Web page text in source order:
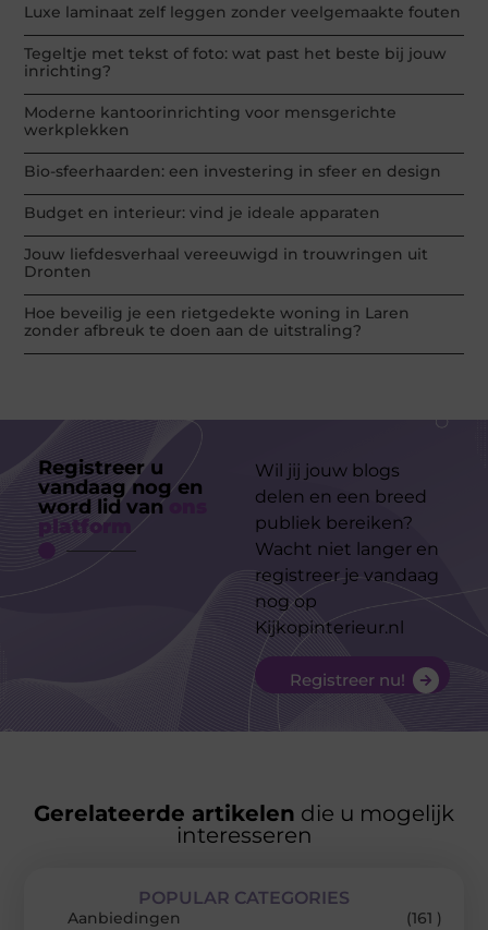
Luxe laminaat zelf leggen zonder veelgemaakte fouten
Tegeltje met tekst of foto: wat past het beste bij jouw
inrichting?
Moderne kantoorinrichting voor mensgerichte
werkplekken
Bio-sfeerhaarden: een investering in sfeer en design
Budget en interieur: vind je ideale apparaten
Jouw liefdesverhaal vereeuwigd in trouwringen uit
Dronten
Hoe beveilig je een rietgedekte woning in Laren
zonder afbreuk te doen aan de uitstraling?
Registreer u
vandaag nog en
word lid van
platform
Wil jij jouw blogs
delen en een breed
publiek bereiken?
Wacht niet langer en
registreer je vandaag
nog op
Kijkopinterieur.nl
Registreer nu!
Gerelateerde artikelen die u mogelijk
interesseren
POPULAR CATEGORIES
Aanbiedingen
(161 )